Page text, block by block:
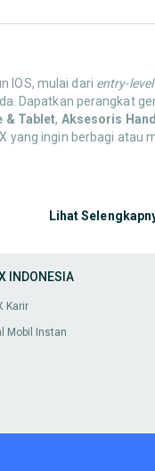
IOS, mulai dari entry-level
Dapatkan perangkat
& Tablet, Aksesoris
yang ingin berbagi
& Tablet, mulai dari
sekarang dan
Lihat
INDONESIA
Karir
Mobil Instan